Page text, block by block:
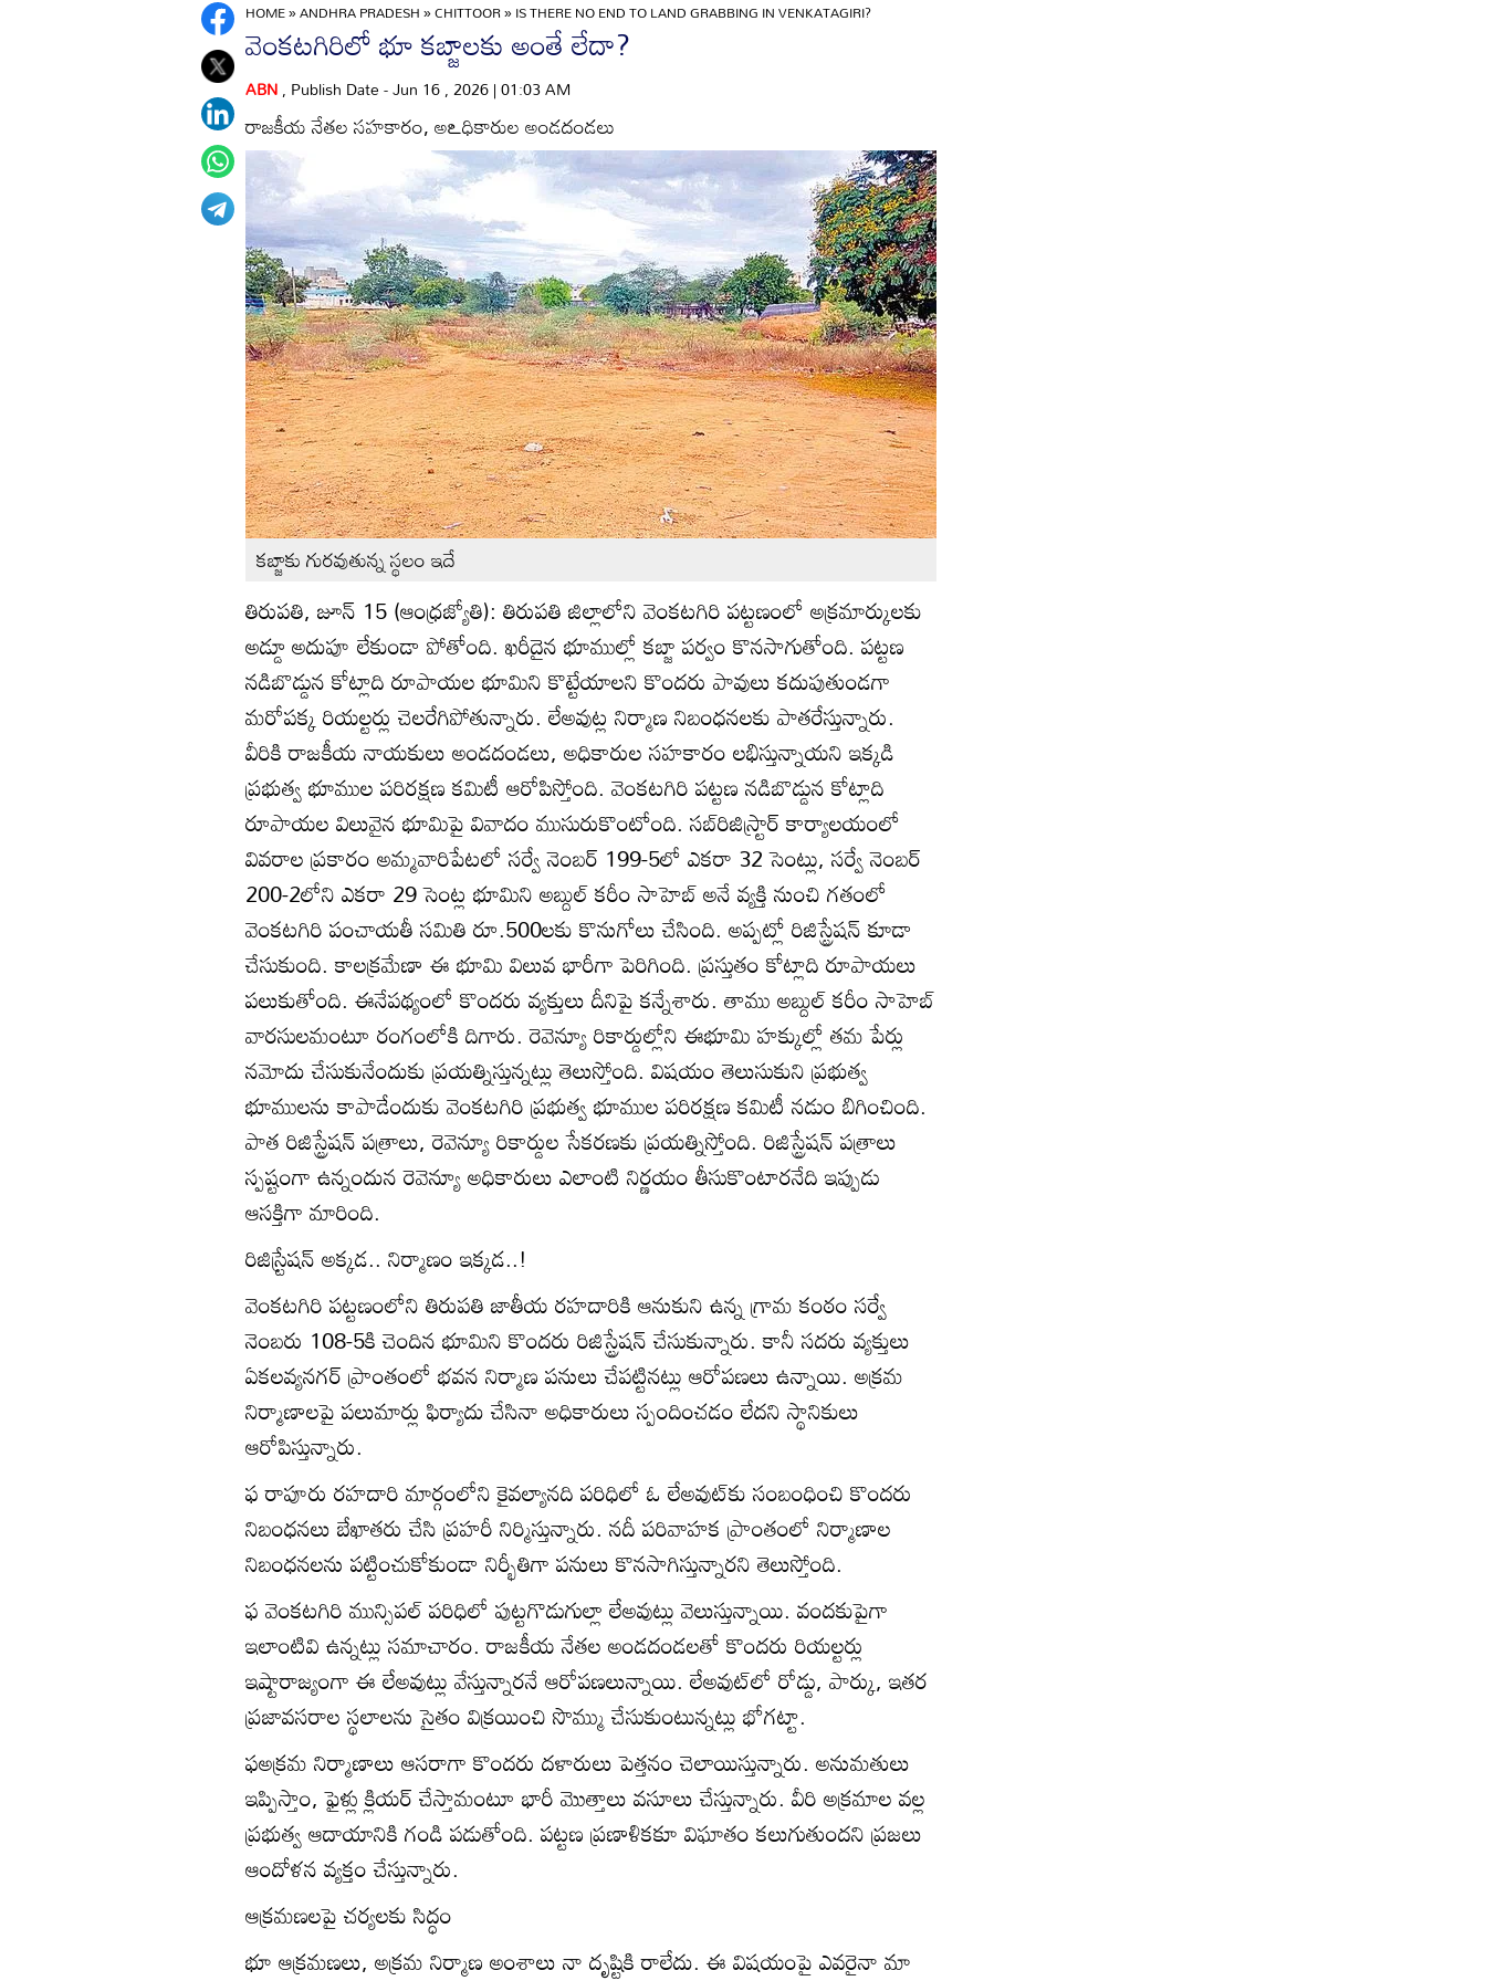
HOME»ANDHRA PRADESH»CHITTOOR»IS THERE NO END TO LAND GRABBING IN VENKATAGIRI?
వెంకటగిరిలో భూ కబ్జాలకు అంతే లేదా?
ABN, Publish Date - Jun 16 , 2026 | 01:03 AM
రాజకీయ నేతల సహకారం, అఽధికారుల అండదండలు
కబ్జాకు గురవుతున్న స్థలం ఇదే
తిరుపతి, జూన్‌ 15 (ఆంధ్రజ్యోతి): తిరుపతి జిల్లాలోని వెంకటగిరి పట్టణంలో అక్రమార్కులకు
అడ్డూ అదుపూ లేకుండా పోతోంది. ఖరీదైన భూముల్లో కబ్జా పర్వం కొనసాగుతోంది. పట్టణ
నడిబొడ్డున కోట్లాది రూపాయల భూమిని కొట్టేయాలని కొందరు పావులు కదుపుతుండగా
మరోపక్క రియల్టర్లు చెలరేగిపోతున్నారు. లేఅవుట్ల నిర్మాణ నిబంధనలకు పాతరేస్తున్నారు.
వీరికి రాజకీయ నాయకులు అండదండలు, అధికారుల సహకారం లభిస్తున్నాయని ఇక్కడి
ప్రభుత్వ భూముల పరిరక్షణ కమిటీ ఆరోపిస్తోంది. వెంకటగిరి పట్టణ నడిబొడ్డున కోట్లాది
రూపాయల విలువైన భూమిపై వివాదం ముసురుకొంటోంది. సబ్‌రిజిస్ర్టార్‌ కార్యాలయంలో
వివరాల ప్రకారం అమ్మవారిపేటలో సర్వే నెంబర్‌ 199-5లో ఎకరా 32 సెంట్లు, సర్వే నెంబర్‌
200-2లోని ఎకరా 29 సెంట్ల భూమిని అబ్దుల్‌ కరీం సాహెబ్‌ అనే వ్యక్తి నుంచి గతంలో
వెంకటగిరి పంచాయతీ సమితి రూ.500లకు కొనుగోలు చేసింది. అప్పట్లో రిజిస్ట్రేషన్‌ కూడా
చేసుకుంది. కాలక్రమేణా ఈ భూమి విలువ భారీగా పెరిగింది. ప్రస్తుతం కోట్లాది రూపాయలు
పలుకుతోంది. ఈనేపథ్యంలో కొందరు వ్యక్తులు దీనిపై కన్నేశారు. తాము అబ్దుల్‌ కరీం సాహెబ్‌
వారసులమంటూ రంగంలోకి దిగారు. రెవెన్యూ రికార్డుల్లోని ఈభూమి హక్కుల్లో తమ పేర్లు
నమోదు చేసుకునేందుకు ప్రయత్నిస్తున్నట్లు తెలుస్తోంది. విషయం తెలుసుకుని ప్రభుత్వ
భూములను కాపాడేందుకు వెంకటగిరి ప్రభుత్వ భూముల పరిరక్షణ కమిటీ నడుం బిగించింది.
పాత రిజిస్ట్రేషన్‌ పత్రాలు, రెవెన్యూ రికార్డుల సేకరణకు ప్రయత్నిస్తోంది. రిజిస్ట్రేషన్‌ పత్రాలు
స్పష్టంగా ఉన్నందున రెవెన్యూ అధికారులు ఎలాంటి నిర్ణయం తీసుకొంటారనేది ఇప్పుడు
ఆసక్తిగా మారింది.
రిజిస్ర్టేషన్‌ అక్కడ.. నిర్మాణం ఇక్కడ..!
వెంకటగిరి పట్టణంలోని తిరుపతి జాతీయ రహదారికి ఆనుకుని ఉన్న గ్రామ కంఠం సర్వే
నెంబరు 108-5కి చెందిన భూమిని కొందరు రిజిస్ట్రేషన్‌ చేసుకున్నారు. కానీ సదరు వ్యక్తులు
ఏకలవ్యనగర్‌ ప్రాంతంలో భవన నిర్మాణ పనులు చేపట్టినట్లు ఆరోపణలు ఉన్నాయి. అక్రమ
నిర్మాణాలపై పలుమార్లు ఫిర్యాదు చేసినా అధికారులు స్పందించడం లేదని స్థానికులు
ఆరోపిస్తున్నారు.
ఫ రాపూరు రహదారి మార్గంలోని కైవల్యానది పరిధిలో ఓ లేఅవుట్‌కు సంబంధించి కొందరు
నిబంధనలు బేఖాతరు చేసి ప్రహరీ నిర్మిస్తున్నారు. నదీ పరివాహక ప్రాంతంలో నిర్మాణాల
నిబంధనలను పట్టించుకోకుండా నిర్భీతిగా పనులు కొనసాగిస్తున్నారని తెలుస్తోంది.
ఫ వెంకటగిరి మున్సిపల్‌ పరిధిలో పుట్టగొడుగుల్లా లేఅవుట్లు వెలుస్తున్నాయి. వందకుపైగా
ఇలాంటివి ఉన్నట్లు సమాచారం. రాజకీయ నేతల అండదండలతో కొందరు రియల్టర్లు
ఇష్టారాజ్యంగా ఈ లేఅవుట్లు వేస్తున్నారనే ఆరోపణలున్నాయి. లేఅవుట్‌లో రోడ్డు, పార్కు, ఇతర
ప్రజావసరాల స్థలాలను సైతం విక్రయించి సొమ్ము చేసుకుంటున్నట్లు భోగట్టా.
ఫఅక్రమ నిర్మాణాలు ఆసరాగా కొందరు దళారులు పెత్తనం చెలాయిస్తున్నారు. అనుమతులు
ఇప్పిస్తాం, ఫైళ్లు క్లియర్‌ చేస్తామంటూ భారీ మొత్తాలు వసూలు చేస్తున్నారు. వీరి అక్రమాల వల్ల
ప్రభుత్వ ఆదాయానికి గండి పడుతోంది. పట్టణ ప్రణాళికకూ విఘాతం కలుగుతుందని ప్రజలు
ఆందోళన వ్యక్తం చేస్తున్నారు.
ఆక్రమణలపై చర్యలకు సిద్ధం
భూ ఆక్రమణలు, అక్రమ నిర్మాణ అంశాలు నా దృష్టికి రాలేదు. ఈ విషయంపై ఎవరైనా మా